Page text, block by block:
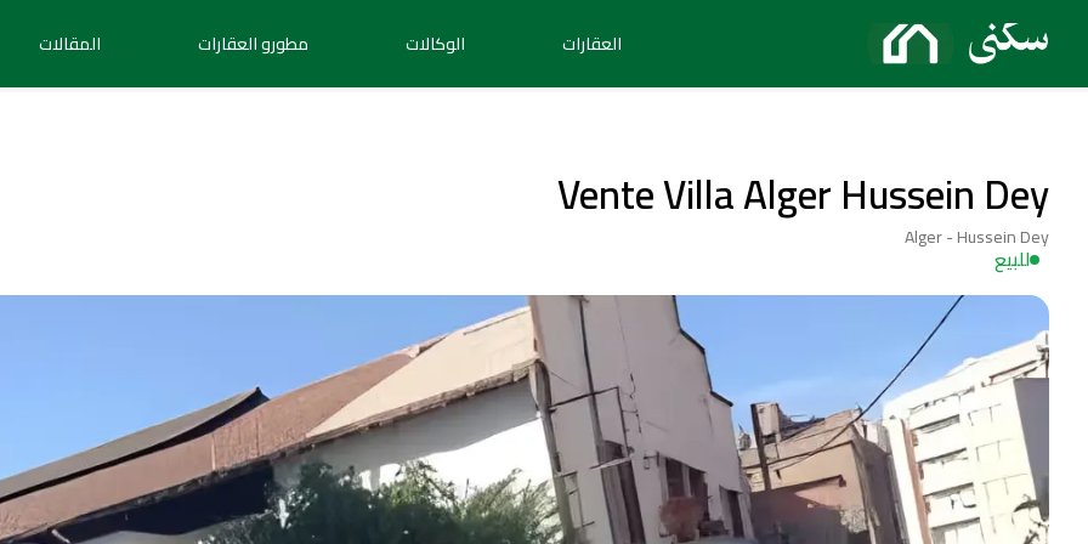
العقارات الوكالات مطورو العقارات المقالات
Vente Villa Alger Hussein Dey
Alger - Hussein Dey
للبيع